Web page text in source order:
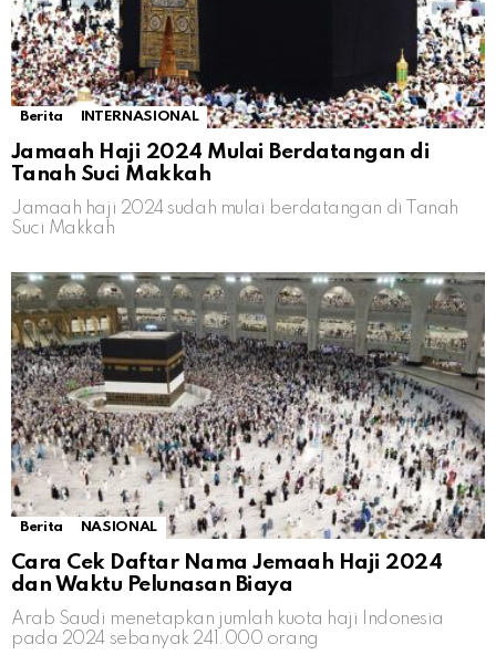
Berita INTERNASIONAL
Jamaah Haji 2024 Mulai Berdatangan di
Tanah Suci Makkah
Jamaah haji 2024 sudah mulai berdatangan di Tanah
Suci Makkah
Berita NASIONAL
Cara Cek Daftar Nama Jemaah Haji 2024
dan Waktu Pelunasan Biaya
Arab Saudi menetapkan jumlah kuota haji Indonesia
pada 2024 sebanyak 241.000 orang